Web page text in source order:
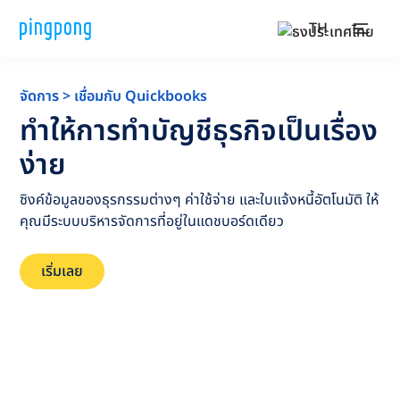
TH
จัดการ > เชื่อมกับ Quickbooks
ทำให้การทำบัญชีธุรกิจเป็นเรื่อง
ง่าย
ซิงค์ข้อมูลของธุรกรรมต่างๆ ค่าใช้จ่าย และใบแจ้งหนี้อัตโนมัติ ให้
คุณมีระบบบริหารจัดการที่อยู่ในแดชบอร์ดเดียว
เริ่มเลย